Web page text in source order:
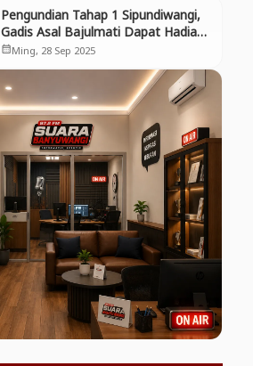
Pengundian Tahap 1 Sipundiwangi,
Gadis Asal Bajulmati Dapat Hadiah
Motor
calendar_monthMing, 28 Sep 2025